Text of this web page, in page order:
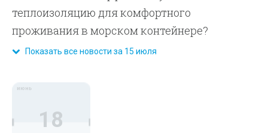
теплоизоляцию для комфортного
проживания в морском контейнере?
Показать все новости за 15 июля
июнь
18